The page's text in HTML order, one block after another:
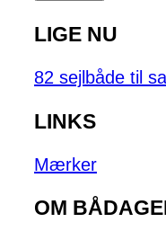
LIGE NU
82 sejlbåde til
LINKS
Mærker
OM